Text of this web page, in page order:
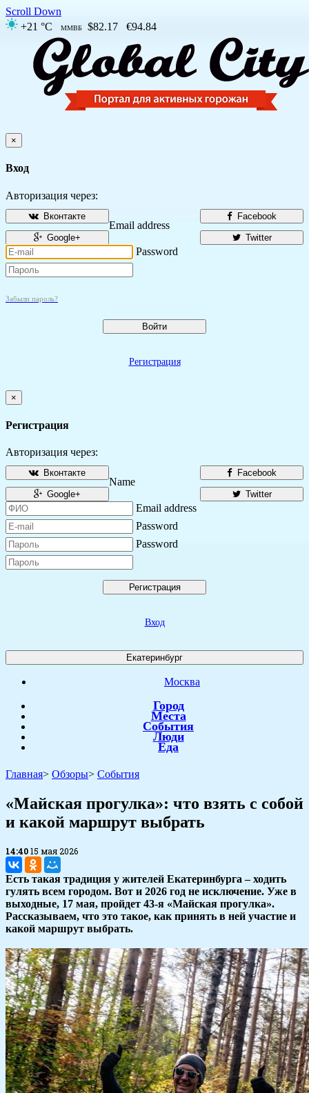
Scroll Down
+21 °C
ММВБ $82.17 €94.84
×
Вход
Авторизация через:
Facebook
Вконтакте
Twitter
Google+
Email address
Password
Забыли пароль?
Войти
Регистрация
×
Регистрация
Авторизация через:
Facebook
Вконтакте
Twitter
Google+
Name
Email address
Password
Password
Регистрация
Вход
Екатеринбург
Москва
Город
Места
События
Люди
Еда
Главная> Обзоры> События
«Майская прогулка»: что взять с собой
и какой маршрут выбрать
14:4015 мая 2026
Есть такая традиция у жителей Екатеринбурга – ходить
гулять всем городом. Вот и 2026 год не исключение. Уже в
выходные, 17 мая, пройдет 43-я «Майская прогулка».
Рассказываем, что это такое, как принять в ней участие и
какой маршрут выбрать.